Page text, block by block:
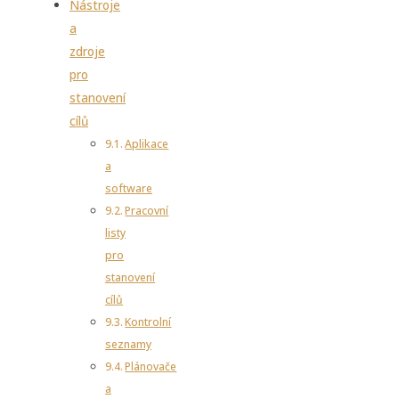
Nástroje
a
zdroje
pro
stanovení
cílů
Aplikace
a
software
Pracovní
listy
pro
stanovení
cílů
Kontrolní
seznamy
Plánovače
a